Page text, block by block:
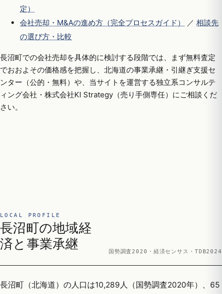
定）
会社売却・M&Aの進め方（完全プロセスガイド）
／ 相談先
の選び方・比較
長沼町での会社売却を具体的に検討する段階では、まず無料査定
でおおよその価格感を把握し、北海道の事業承継・引継ぎ支援セ
ンター（公的・無料）や、当サイトを運営する独立系コンサルテ
ィング会社・株式会社KI Strategy（売り手側専任）にご相談くだ
さい。
LOCAL PROFILE
長沼町の地域経
済と事業承継
国勢調査2020・経済センサス・TDB2024
長沼町（北海道）の人口は10,289人（国勢調査2020年）、65